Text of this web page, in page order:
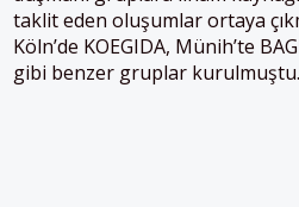
taklit eden oluşumlar ortaya
Köln’de KOEGIDA, Münih’te
gibi benzer gruplar kurulmuştu.